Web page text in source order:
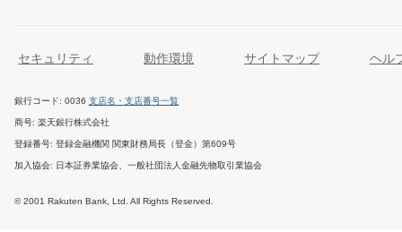
セキュリティ 動作環境 サイトマップ ヘル
銀行コード 0036 支店名・支店番号一覧
商号 楽天銀行株式会社
登録番号 登録金融機関 関東財務局長（登金）第609号
加入協会 日本証券業協会、一般社団法人金融先物取引業協会
© 2001 Rakuten Bank, Ltd. All Rights Reserved.